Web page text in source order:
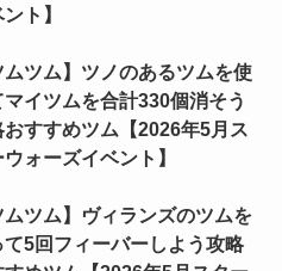
ト】
ムツム】ツノのあるツムを使
マイツムを合計330個消そう
おすすめツム【2026年5月ス
ォーズイベント】
ムツム】ヴィランズのツムを
て5回フィーバーしよう攻略